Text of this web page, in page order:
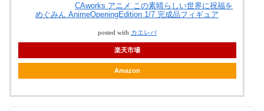
CAworks アニメ この素晴らしい世界に祝福を
めぐみん AnimeOpeningEdition 1/7 完成品フィギュア
posted with カエレバ
楽天市場
Amazon